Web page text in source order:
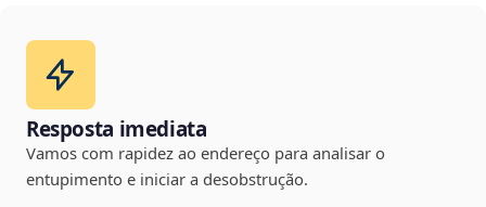
Resposta imediata
Vamos com rapidez ao endereço para analisar o
entupimento e iniciar a desobstrução.